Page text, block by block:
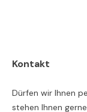
Kontakt
Dürfen wir Ihnen
stehen Ihnen